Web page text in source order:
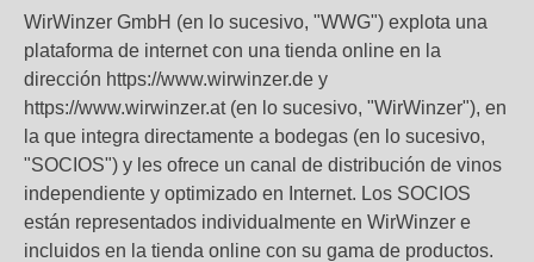
WirWinzer GmbH (en lo sucesivo, "WWG") explota una
plataforma de internet con una tienda online en la
dirección https://www.wirwinzer.de y
https://www.wirwinzer.at (en lo sucesivo, "WirWinzer"), en
la que integra directamente a bodegas (en lo sucesivo,
"SOCIOS") y les ofrece un canal de distribución de vinos
independiente y optimizado en Internet. Los SOCIOS
están representados individualmente en WirWinzer e
incluidos en la tienda online con su gama de productos.